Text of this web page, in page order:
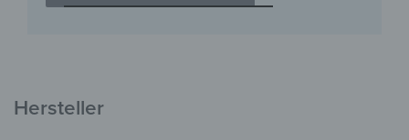
Hersteller